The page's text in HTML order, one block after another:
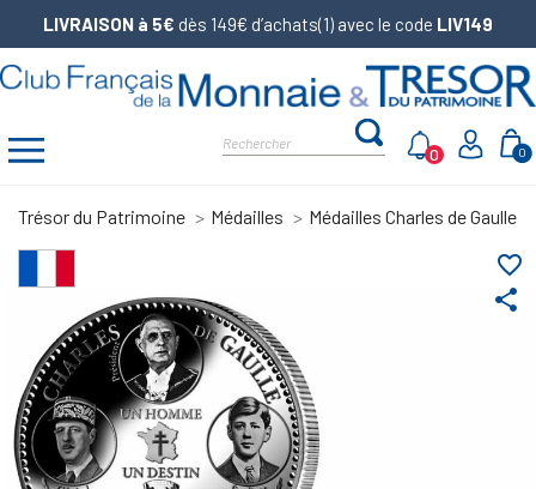
LIVRAISON à 5€ dès 149€ d’achats(1) avec le code LIV149
0
0
Trésor du Patrimoine Médailles Médailles Charles de Gaulle
share
favorite_border